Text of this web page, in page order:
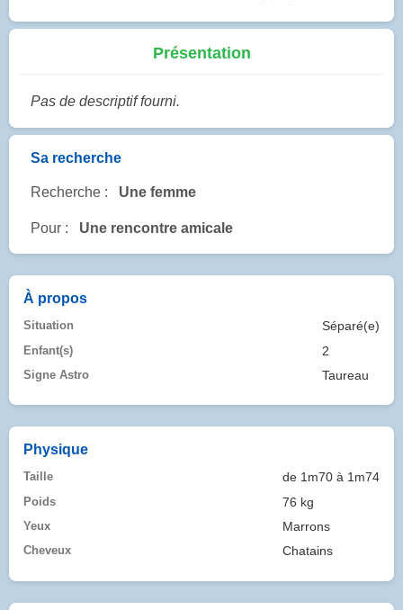
Présentation
Pas de descriptif fourni.
Sa recherche
Recherche : Une femme
Pour : Une rencontre amicale
À propos
Situation Séparé(e)
Enfant(s) 2
Signe Astro Taureau
Physique
Taille de 1m70 à 1m74
Poids 76 kg
Yeux Marrons
Cheveux Chatains